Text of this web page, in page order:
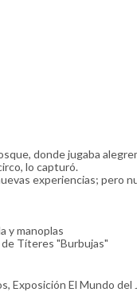
donde jugaba
lo capturó.
experiencias; pero
y manoplas
Títeres "Burbujas"
Exposición El Mundo